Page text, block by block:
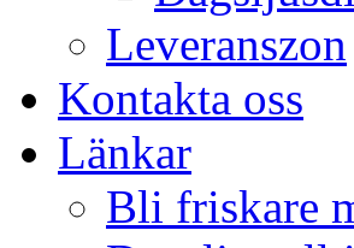
Leveranszon
Kontakta oss
Länkar
Bli friskare